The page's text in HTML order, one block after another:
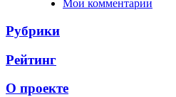
Мои комментарии
Рубрики
Рейтинг
О проекте